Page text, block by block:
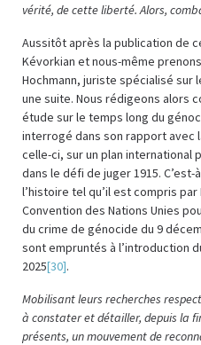
vérité, de cette liberté. Alors,
Aussitôt après la publication de
Kévorkian et nous-même
Hochmann, juriste spécialisé sur
une suite. Nous rédigeons alors
étude sur le temps long du
interrogé dans son rapport avec
celle-ci, sur un plan international
dans le défi de juger 1915.
l’histoire tel qu’il est compris
Convention des Nations Unies
du crime de génocide du 9
sont empruntés à l’introduction
2025[30].
Mobilisant leurs recherches
à constater et détailler, depuis la
présents, un mouvement de